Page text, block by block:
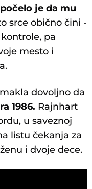
je da mu
srce obično čini -
pa
mesto i
dovoljno da
1986. Rajnhart
u saveznoj
listu čekanja za
i dvoje dece.